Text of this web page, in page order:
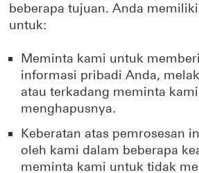
beberapa tujuan. Anda
untuk:
Meminta kami untuk
informasi pribadi Anda,
atau terkadang meminta
menghapusnya.
Keberatan atas pemrosesan
oleh kami dalam beberapa
meminta kami untuk tidak